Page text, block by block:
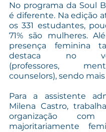
No programa da Soul
é diferente. Na edição
os 331 estudantes,
71% são mulheres.
presença feminina
destaca no
(professores,
counselors), sendo mais
Para a assistente
Milena Castro,
organização com
majoritariamente